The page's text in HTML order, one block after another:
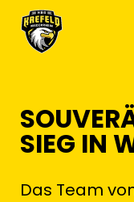
SIEG IN
Das Team